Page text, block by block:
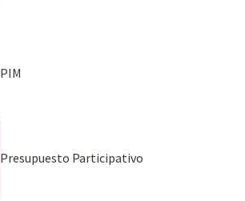
PIM
Presupuesto Participativo